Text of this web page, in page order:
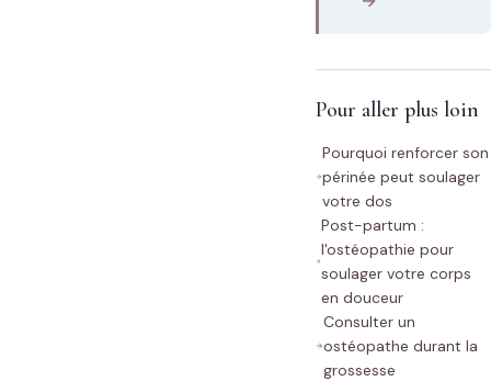
Pour aller plus loin
Pourquoi renforcer son
périnée peut soulager
votre dos
Post-partum :
l'ostéopathie pour
soulager votre corps
en douceur
Consulter un
ostéopathe durant la
grossesse